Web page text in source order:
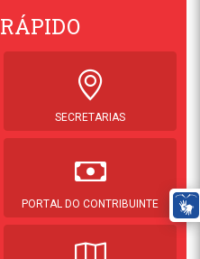
RÁPIDO
SECRETARIAS
PORTAL DO CONTRIBUINTE